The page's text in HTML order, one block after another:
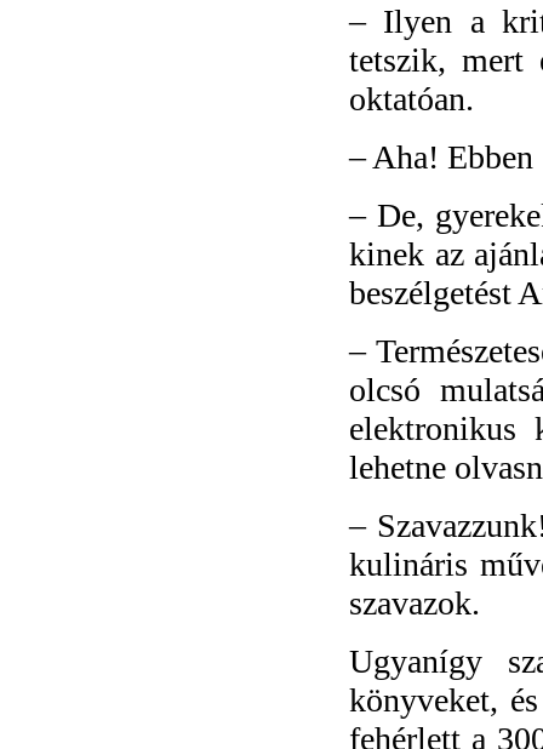
– Ilyen a
tetszik,
oktatóan.
–Aha! Ebben
–De,
kinek az
beszélgetést
–
olcsó
elektronikus
lehetne
–
kulináris
szavazok.
Ugyanígy
könyveket,
fehérlett a